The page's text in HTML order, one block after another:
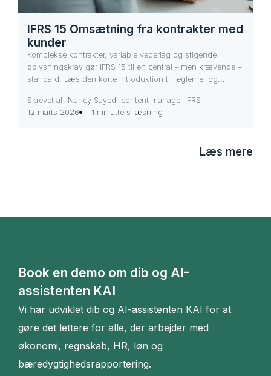
IFRS 15 Omsætning fra kontrakter med
kunder
Komplekse kontrakter, variable vederlag og stigende
oplysningskrav gør IFRS 15 til en central – men krævende –
standard. Læs den korte introduktion til reglerne, og...
Skrevet af: Nancy Sayed, content manager IFRS
12 marts 2026
1 minutters læsning
Læs mere
Book en demo om dib og AI-
assistenten KAI
Vi har udviklet dib og AI-assistenten KAI for at
gøre det lettere for alle, der arbejder med
økonomi, regnskab, HR, løn og
bæredygtighedsrapportering.